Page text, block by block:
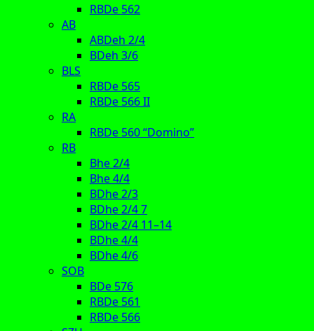
RBDe 562
AB
ABDeh 2/4
BDeh 3/6
BLS
RBDe 565
RBDe 566 II
RA
RBDe 560 “Domino”
RB
Bhe 2/4
Bhe 4/4
BDhe 2/3
BDhe 2/4 7
BDhe 2/4 11–14
BDhe 4/4
BDhe 4/6
SOB
BDe 576
RBDe 561
RBDe 566